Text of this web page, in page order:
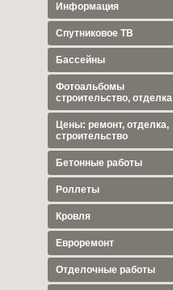
Информация
Спутниковое ТВ
Бассейны
Фотоальбомы
строительство, отделка
Цены: ремонт, отделка,
строительство
Бетонные работы
Роллеты
Кровля
Евроремонт
Отделочные работы